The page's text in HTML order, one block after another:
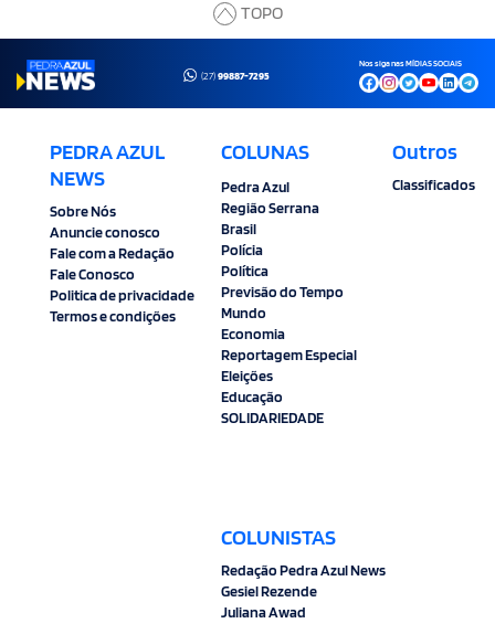
TOPO
(27)99887-7295
Nos siga nas MÍDIAS SOCIAIS
PEDRA AZUL
NEWS
Sobre Nós
Anuncie conosco
Fale com a Redação
Fale Conosco
Politica de privacidade
Termos e condições
COLUNAS
Pedra Azul
Região Serrana
Brasil
Polícia
Política
Previsão do Tempo
Mundo
Economia
Reportagem Especial
Eleições
Educação
SOLIDARIEDADE
COLUNISTAS
Redação Pedra Azul News
Gesiel Rezende
Juliana Awad
Outros
Classificados